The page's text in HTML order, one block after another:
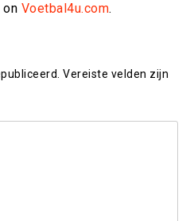
Voetbal4u.com.
Vereiste velden zijn